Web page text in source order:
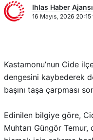
Ihlas Haber Ajansı
16 Mayıs, 2026
Kastamonu’nun Cide
dengesini kaybederek
başını taşa çarpması
Edinilen bilgiye göre,
Muhtarı Güngör Temur,